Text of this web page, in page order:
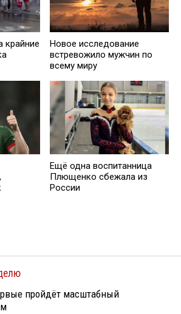
крайние
Новое исследование
встревожило мужчин по
всему миру
Ещё одна воспитанница
Плющенко сбежала из
России
пройдёт масштабный